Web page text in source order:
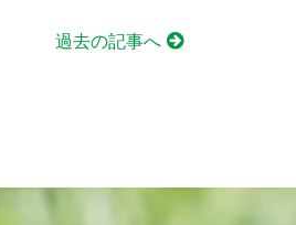
過去の記事へ